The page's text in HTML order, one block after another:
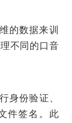
的数据来训
不同的口音
身份验证、
件签名。此